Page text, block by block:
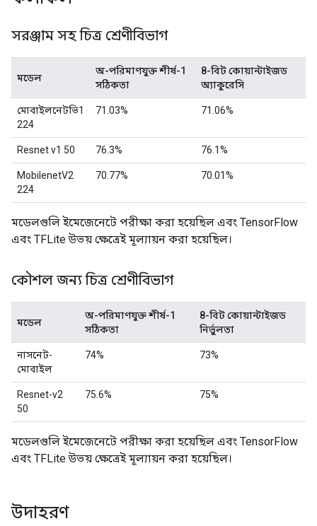
সরঞ্জাম সহ চিত্র শ্রেণীবিভাগ
মডেল
অ-পরিমাণযুক্ত শীর্ষ-1
সঠিকতা
8-বিট কোয়ান্টাইজড
অ্যাকুরেসি
মোবাইলনেটভি1
224
71.03% 71.06%
Resnet v1 50 76.3% 76.1%
MobilenetV2
224
70.77% 70.01%
মডেলগুলি ইমেজেনেটে পরীক্ষা করা হয়েছিল এবং TensorFlow
এবং TFLite উভয় ক্ষেত্রেই মূল্যায়ন করা হয়েছিল।
কৌশল জন্য চিত্র শ্রেণীবিভাগ
মডেল
অ-পরিমাণযুক্ত শীর্ষ-1
সঠিকতা
8-বিট কোয়ান্টাইজড
নির্ভুলতা
নাসনেট-
মোবাইল
74% 73%
Resnet-v2
50
75.6% 75%
মডেলগুলি ইমেজেনেটে পরীক্ষা করা হয়েছিল এবং TensorFlow
এবং TFLite উভয় ক্ষেত্রেই মূল্যায়ন করা হয়েছিল।
উদাহরণ